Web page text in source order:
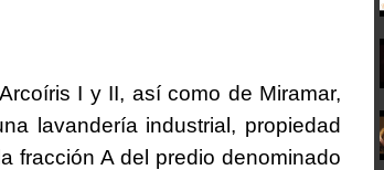
I y II, así como de Miramar,
lavandería industrial, propiedad
fracción A del predio denominado